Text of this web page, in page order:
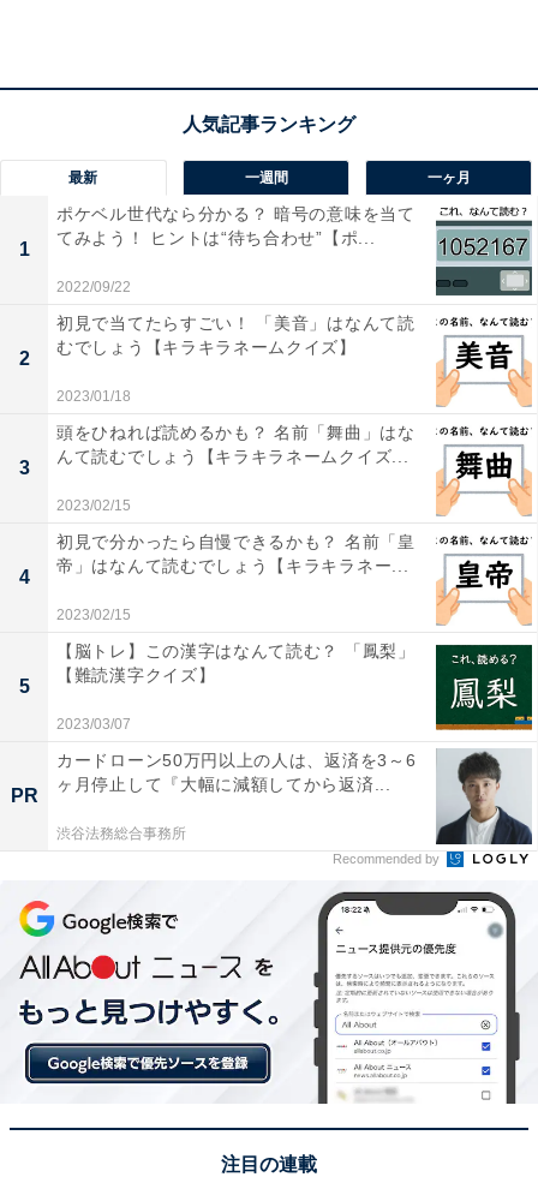
家族や友人と考えてみて！ 「頑張朗」はなんて読むでし
ょう【キラキラネームクイズ】
・
想像力を働かせて！ 名前「輝星」はなんて読むでしょう
【キラキラネームクイズ】
最新 一週間 一ヶ月
1
ポケベル世代なら分かる？ 暗号の意味を当て
てみよう！ ヒントは“待ち合わせ”【ポ...
2022/09/22
2
初見で当てたらすごい！ 「美音」はなんて読
むでしょう【キラキラネームクイズ】
2023/01/18
3
頭をひねれば読めるかも？ 名前「舞曲」はな
んて読むでしょう【キラキラネームクイズ...
2023/02/15
4
初見で分かったら自慢できるかも？ 名前「皇
帝」はなんて読むでしょう【キラキラネー...
2023/02/15
5
【脳トレ】この漢字はなんて読む？ 「鳳梨」
【難読漢字クイズ】
2023/03/07
PR
カードローン50万円以上の人は、返済を3～6
ヶ月停止して『大幅に減額してから返済...
渋谷法務総合事務所
Recommended by
注目の連載